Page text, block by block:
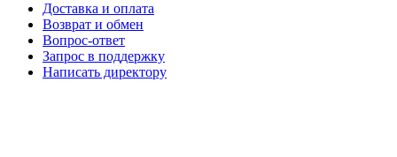
Доставка и оплата
Возврат и обмен
Вопрос-ответ
Запрос в поддержку
Написать директору